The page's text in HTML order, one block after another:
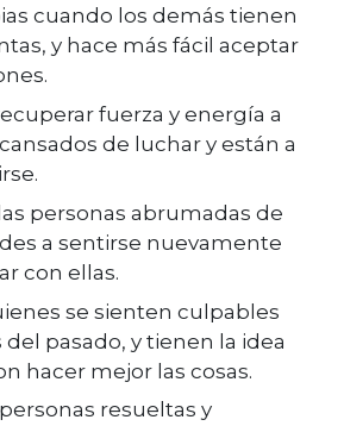
cuando los demás tienen
y hace más fácil aceptar
fuerza y energía a
de luchar y están a
personas abrumadas de
a sentirse nuevamente
con ellas.
se sienten culpables
pasado, y tienen la idea
hacer mejor las cosas.
resueltas y